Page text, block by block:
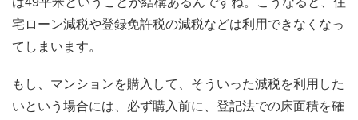
宅ローン減税や登録免許税の減税などは利用できなくなっ
てしまいます。
もし、マンションを購入して、そういった減税を利用した
いという場合には、必ず購入前に、登記法での床面積を確